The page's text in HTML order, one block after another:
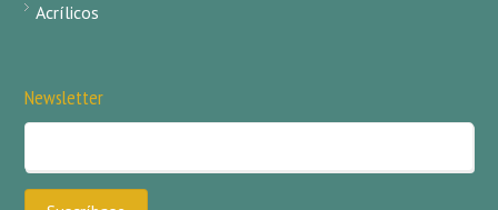
Acrílicos
Newsletter